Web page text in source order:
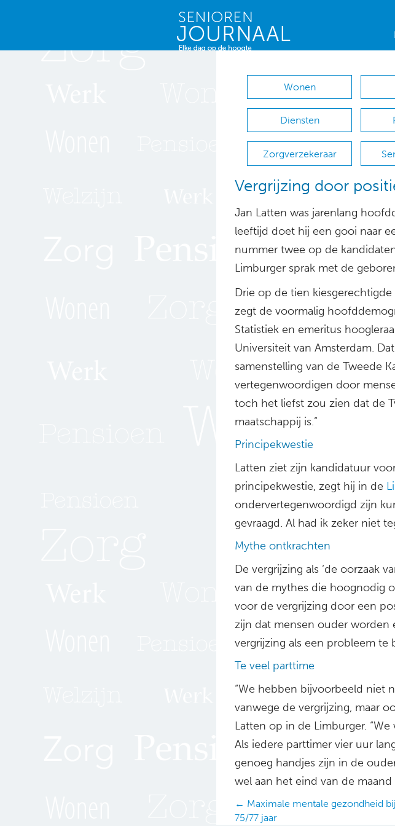
Wonen
Diensten
Zorgverzekeraar
Vergrijzing door
Jan Latten was jarenlang
leeftijd doet hij een gooi naar
nummer twee op de
Limburger sprak met de
Drie op de tien
zegt de voormalig
Statistiek en emeritus
Universiteit van Amsterdam.
samenstelling van de Tweede
vertegenwoordigen door
toch het liefst zou zien dat de
maatschappij is.”
Principekwestie
Latten ziet zijn kandidatuur
principekwestie, zegt hij in de
ondervertegenwoordigd zijn
gevraagd. Al had ik zeker niet
Mythe ontkrachten
De vergrijzing als ‘de oorzaak
van de mythes die hoognodig
voor de vergrijzing door een
zijn dat mensen ouder worden
vergrijzing als een probleem te
Te veel parttime
“We hebben bijvoorbeeld niet
vanwege de vergrijzing, maar
Latten op in de Limburger.
Als iedere parttimer vier uur
genoeg handjes zijn in de
wel aan het eind van de
Posts
← Maximale mentale gezondheid bij
75/77 jaar